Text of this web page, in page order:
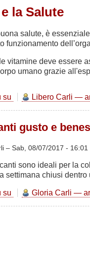
la Salute
salute, è
funzionamento
vitamine deve essere
umano grazie
su
Vitamine
nostra
Libero Carli —
gusto e
–Sab, 08/07/2017 - 16:01
sono ideali per la
settimana chiusi dentro
su
BiscottiGloria Carli —